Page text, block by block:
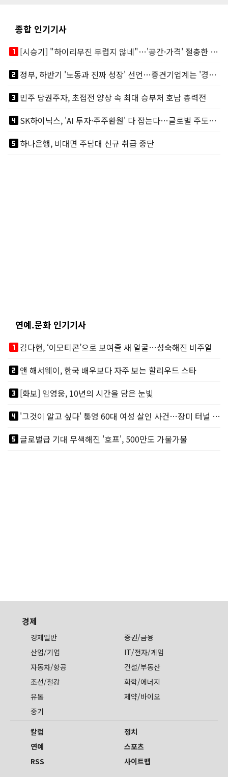
종합 인기기사
looks_one
[시승기] "하이리무진 부럽지 않네"…'공간·가격' 절충한 카니발 하이루프
looks_two
정부, 하반기 '노동과 진짜 성장' 선언…중견기업계는 '경영 불확실성' 우려
looks_3민주 당권주자, 초접전 양상 속 최대 승부처 호남 총력전
looks_4
SK하이닉스, 'AI 투자·주주환원' 다 잡는다…글로벌 주도권 굳히기
looks_5하나은행, 비대면 주담대 신규 취급 중단
연예.문화 인기기사
looks_one김다현, ‘이모티콘’으로 보여줄 새 얼굴…성숙해진 비주얼
looks_two앤 해서웨이, 한국 배우보다 자주 보는 할리우드 스타
looks_3[화보] 임영웅, 10년의 시간을 담은 눈빛
looks_4
'그것이 알고 싶다' 통영 60대 여성 살인 사건…장미 터널 아래 킬러, 누구냐 넌?
looks_5글로벌급 기대 무색해진 '호프', 500만도 가물가물
경제
경제일반
증권/금융
산업/기업
IT/전자/게임
자동차/항공
건설/부동산
조선/철강
화학/에너지
유통
제약/바이오
중기
칼럼
정치
연예
스포츠
RSS
사이트맵